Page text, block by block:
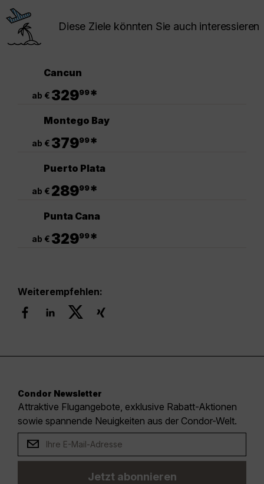
Diese Ziele könnten Sie auch interessieren
Cancun
ab € 32999*
Montego Bay
ab € 37999*
Puerto Plata
ab € 28999*
Punta Cana
ab € 32999*
Weiterempfehlen:
Condor Newsletter
Attraktive Flugangebote, exklusive Rabatt-Aktionen
sowie spannende Neuigkeiten aus der Condor-Welt.
Jetzt abonnieren